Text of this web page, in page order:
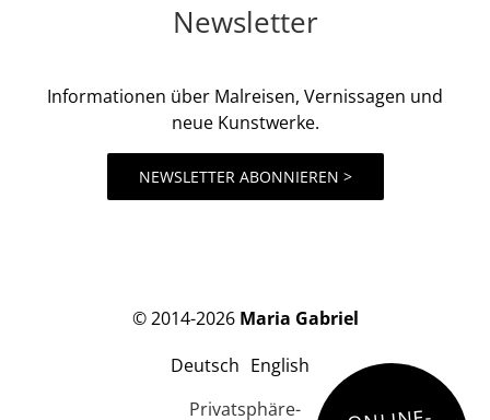
Newsletter
Informationen über Malreisen, Vernissagen und
neue Kunstwerke.
NEWSLETTER ABONNIEREN >
© 2014-2026 Maria Gabriel
Deutsch English
Privatsphäre-